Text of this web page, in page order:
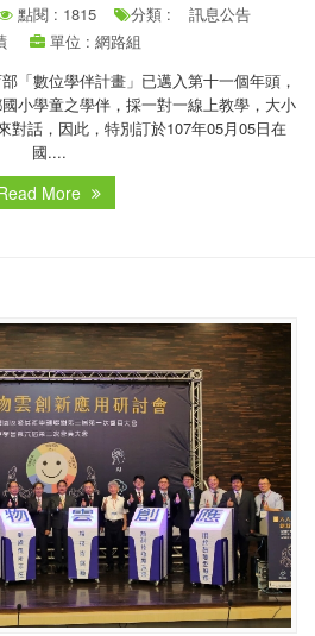
點閱 : 1815 分類 :
訊息公告
單位 : 網路組
「數位學伴計畫」已邁入第十一個年頭，
小學童之學伴，採一對一線上教學，大小
對話，因此，特別訂於107年05月05日在
國....
More